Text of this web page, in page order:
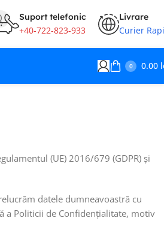
Suport telefonic
+40-722-823-933
Livrare
Curier
0 0.00
(UE) 2016/679 (GDPR) și
datele dumneavoastră cu
a Politicii de Confidențialitate, motiv